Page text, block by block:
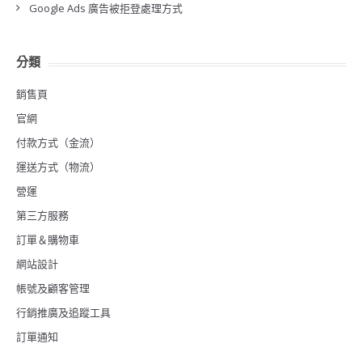
Google Ads 廣告被拒登處理方式
分類
銷售頁
官網
付款方式（金流）
運送方式（物流）
營運
第三方服務
訂單＆購物車
網站設計
帳號及顧客管理
行銷推廣及追蹤工具
訂單通知